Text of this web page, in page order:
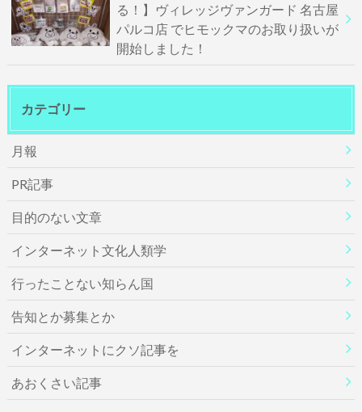
る！】ヴィレッジヴァンガード 名古屋
パルコ店 でヒモックマのお取り扱いが
開始しました！
カテゴリー
月報
PR記事
目的のない文章
インターネット文化人類学
行ったことない知らん国
告知とか募集とか
インターネットにクソ記事を
あおくさい記事